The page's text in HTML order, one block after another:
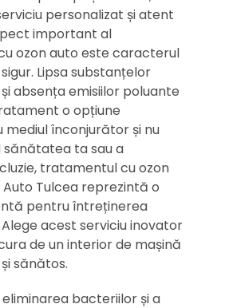
personalizat și atent
important al
ozon auto este caracterul
Lipsa substanțelor
absența emisiilor poluante
o opțiune
mediul înconjurător și nu
sănătatea ta sau a
tratamentul cu ozon
Tulcea reprezintă o
pentru întreținerea
acest serviciu inovator
de un interior de mașină
sănătos.
bacteriilor și a